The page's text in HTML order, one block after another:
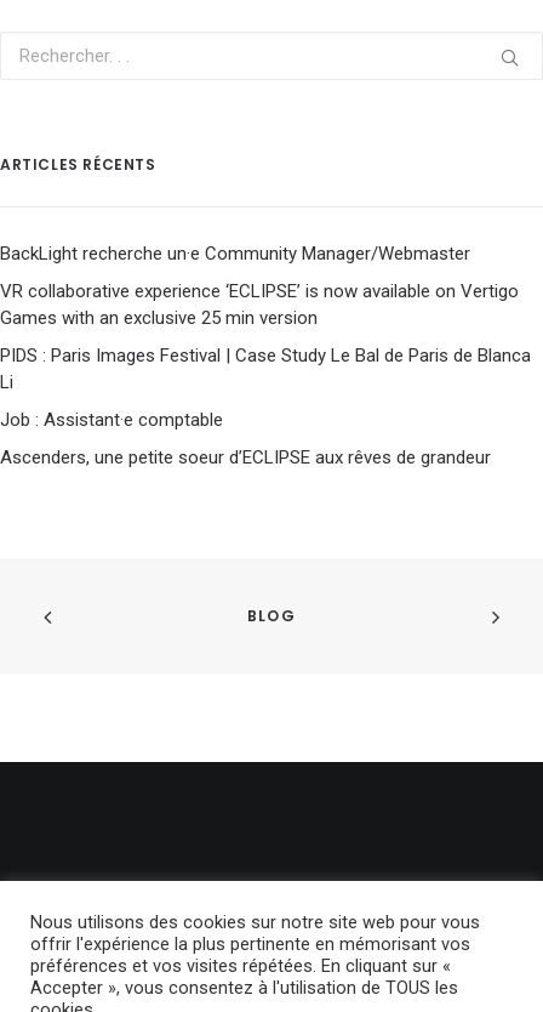
ARTICLES RÉCENTS
BackLight recherche un·e Community Manager/Webmaster
VR collaborative experience ‘ECLIPSE’ is now available on Vertigo
Games with an exclusive 25 min version
PIDS : Paris Images Festival | Case Study Le Bal de Paris de Blanca
Li
Job : Assistant·e comptable
Ascenders, une petite soeur d’ECLIPSE aux rêves de grandeur
BLOG
© 2024 BackLight. | Tous droits réservés.Politique de confidentialité
Nous utilisons des cookies sur notre site web pour vous
offrir l'expérience la plus pertinente en mémorisant vos
préférences et vos visites répétées. En cliquant sur «
Accepter », vous consentez à l'utilisation de TOUS les